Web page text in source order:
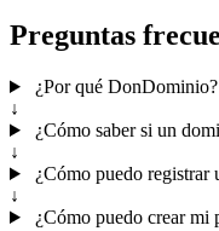
Preguntas
¿Por qué DonDominio?
↓
¿Cómo saber si un
↓
¿Cómo puedo
↓
¿Cómo puedo crear mi